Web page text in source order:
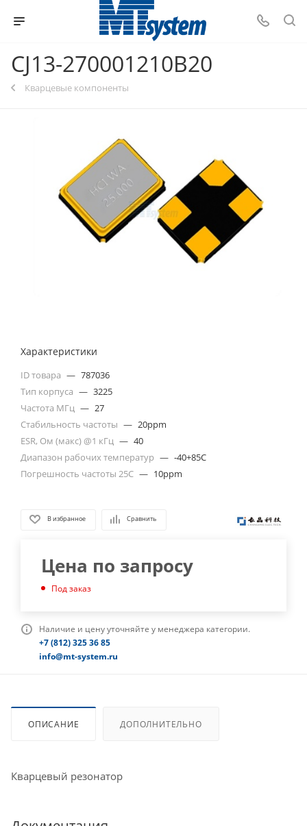
CJ13-270001210B20
Кварцевые компоненты
Характеристики
ID товара — 787036
Тип корпуса — 3225
Частота МГц — 27
Стабильность частоты — 20ppm
ESR, Ом (макс) @1 кГц — 40
Диапазон рабочих температур — -40+85C
Погрешность частоты 25С — 10ppm
В избранное Сравнить
Цена по запросу
Под заказ
Наличие и цену уточняйте у менеджера категории.
+7 (812) 325 36 85
info@mt-system.ru
ОПИСАНИЕ ДОПОЛНИТЕЛЬНО
Кварцевый резонатор